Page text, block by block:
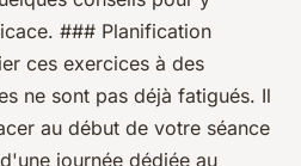
### Planification
ces exercices à des
ne sont pas déjà fatigués. Il
au début de votre séance
journée dédiée au